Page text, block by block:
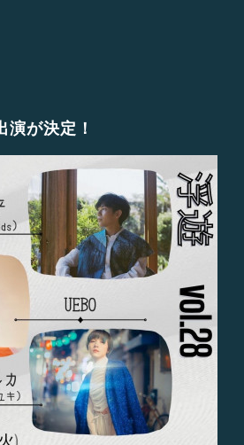
が決定！